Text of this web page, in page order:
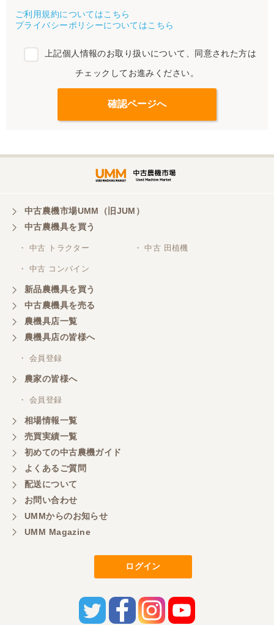
ご利用規約についてはこちら
プライバシーポリシーについてはこちら
上記個人情報のお取り扱いについて、同意された方は
チェックしてお進みください。
中古農機市場UMM（旧JUM）
中古農機具を買う
・ 中古 トラクター ・ 中古 田植機
・ 中古 コンバイン
新品農機具を買う
中古農機具を売る
農機具店一覧
農機具店の皆様へ
・ 会員登録
農家の皆様へ
・ 会員登録
相場情報一覧
売買実績一覧
初めての中古農機ガイド
よくあるご質問
配送について
お問い合わせ
UMMからのお知らせ
UMM Magazine
ログイン